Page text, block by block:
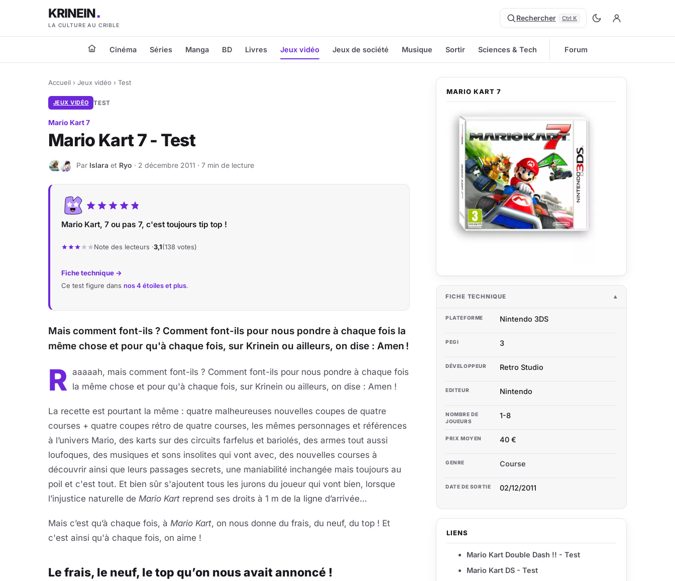
KRINEIN
LA CULTURE AU CRIBLE
Rechercher Ctrl K
Cinéma Séries Manga BD Livres Jeux vidéo Jeux de société Musique Sortir Sciences & Tech Forum
Accueil › Jeux vidéo › Test
JEUX VIDÉO TEST
Mario Kart 7
Mario Kart 7 - Test
I R Par Islara et Ryo · 2 décembre 2011 · 7 min de lecture
Mario Kart, 7 ou pas 7, c'est toujours tip top !
Note des lecteurs ·3,1(138 votes)
Fiche technique →
Ce test figure dans nos 4 étoiles et plus.
Mais comment font-ils ? Comment font-ils pour nous pondre à chaque fois la
même chose et pour qu'à chaque fois, sur Krinein ou ailleurs, on dise : Amen !
R aaaaah, mais comment font-ils ? Comment font-ils pour nous pondre à chaque fois
la même chose et pour qu'à chaque fois, sur Krinein ou ailleurs, on dise : Amen !
La recette est pourtant la même : quatre malheureuses nouvelles coupes de quatre
courses + quatre coupes rétro de quatre courses, les mêmes personnages et références
à l’univers Mario, des karts sur des circuits farfelus et bariolés, des armes tout aussi
loufoques, des musiques et sons insolites qui vont avec, des nouvelles courses à
découvrir ainsi que leurs passages secrets, une maniabilité inchangée mais toujours au
poil et c'est tout. Et bien sûr s'ajoutent tous les jurons du joueur qui vont bien, lorsque
l’injustice naturelle de Mario Kart reprend ses droits à 1 m de la ligne d’arrivée…
Mais c’est qu’à chaque fois, à Mario Kart, on nous donne du frais, du neuf, du top ! Et
c'est ainsi qu'à chaque fois, on aime !
Le frais, le neuf, le top qu’on nous avait annoncé !
MARIO KART 7
FICHE TECHNIQUE
PLATEFORME Nintendo 3DS
PEGI 3
DÉVELOPPEUR Retro Studio
EDITEUR Nintendo
NOMBRE DE
JOUEURS
1-8
PRIX MOYEN 40 €
GENRE Course
DATE DE SORTIE 02/12/2011
LIENS
Mario Kart Double Dash !! - Test
Mario Kart DS - Test